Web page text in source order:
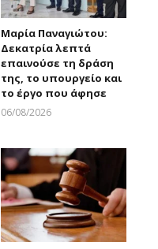
Μαρία Παναγιώτου:
Δεκατρία λεπτά
επαινούσε τη δράση
της, το υπουργείο και
το έργο που άφησε
06/08/2026